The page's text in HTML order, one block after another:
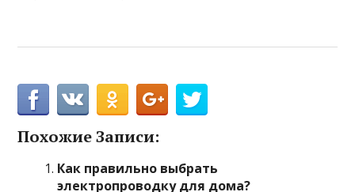
Похожие Записи:
Как правильно выбрать
электропроводку для дома?